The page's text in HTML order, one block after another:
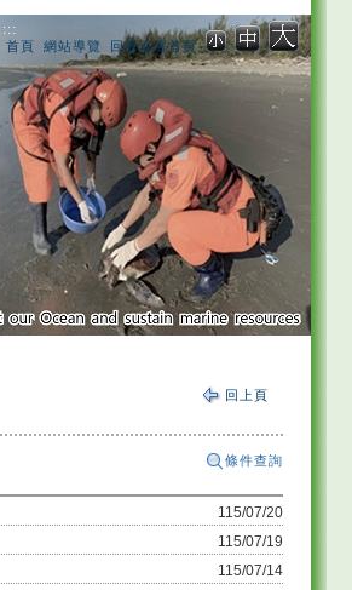
:::
首頁 網站導覽 回海巡署首頁
回上頁
條件查詢
115/07/20
115/07/19
115/07/14